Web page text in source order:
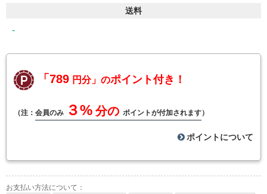
送料
-
「789 円分」のポイント付き！
（注： 会員のみ ３% 分の ポイントが付加されます）
ポイントについて
お支払い方法について：